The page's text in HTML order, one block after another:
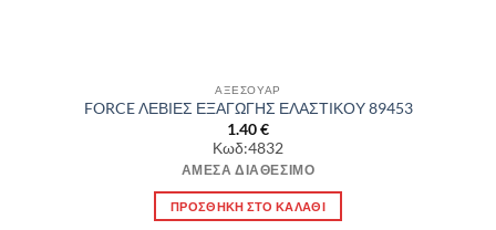
ΑΞΕΣΟΥΑΡ
FORCE ΛΕΒΙΕΣ ΕΞΑΓΩΓΗΣ ΕΛΑΣΤΙΚΟΥ 89453
1.40€
Κωδ:4832
ΆΜΕΣΑ ΔΙΑΘΈΣΙΜΟ
ΠΡΟΣΘΉΚΗ ΣΤΟ ΚΑΛΆΘΙ